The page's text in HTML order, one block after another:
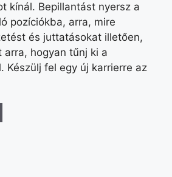
kínál. Bepillantást nyersz a
pozíciókba, arra, mire
és juttatásokat illetően,
hogyan tűnj ki a
Készülj fel egy új karrierre az